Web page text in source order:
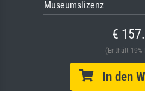
Museumslizenz
€
(Enthält 19%
In den